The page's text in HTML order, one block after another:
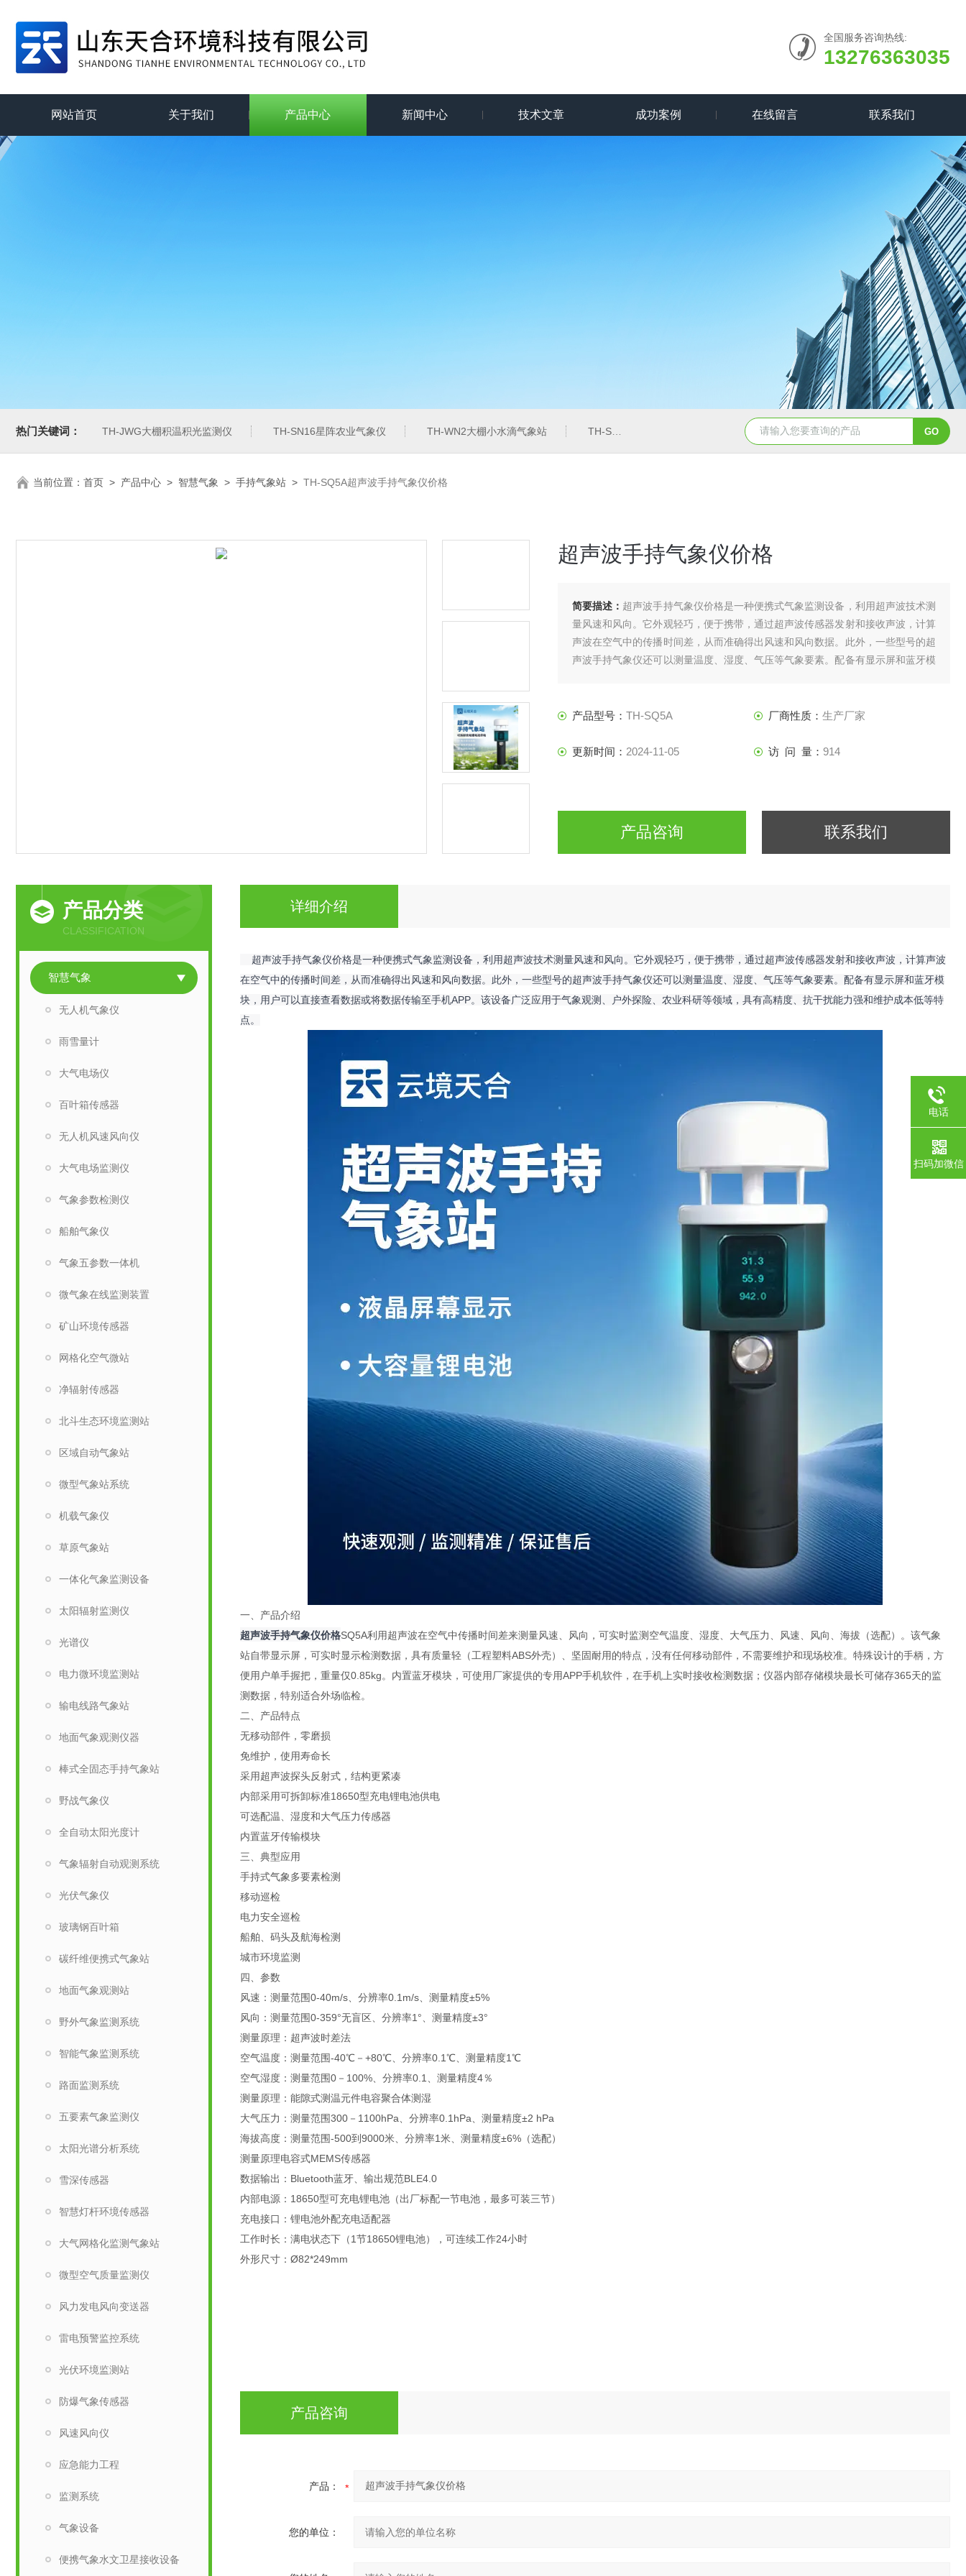
全国服务咨询热线:
13276363035
网站首页 关于我们 产品中心 新闻中心 技术文章 成功案例 在线留言 联系我们
热门关键词： TH-JWG大棚积温积光监测仪 TH-SN16星阵农业气象仪 TH-WN2大棚小水滴气象站 TH-SZZL水质总磷监测仪 TH-LD1雷电预警监测站 TH-GS6管式土
当前位置： 首页 > 产品中心 > 智慧气象 > 手持气象站 > TH-SQ5A超声波手持气象仪价格
超声波手持气象仪价格
简要描述： 超声波手持气象仪价格是一种便携式气象监测设备，利用超声波技术测
量风速和风向。它外观轻巧，便于携带，通过超声波传感器发射和接收声波，计算
声波在空气中的传播时间差，从而准确得出风速和风向数据。此外，一些型号的超
声波手持气象仪还可以测量温度、湿度、气压等气象要素。配备有显示屏和蓝牙模
产品型号： TH-SQ5A 厂商性质： 生产厂家
更新时间： 2024-11-05 访 问 量： 914
产品咨询 联系我们
产品分类
CLASSIFICATION
智慧气象
无人机气象仪
雨雪量计
大气电场仪
百叶箱传感器
无人机风速风向仪
大气电场监测仪
气象参数检测仪
船舶气象仪
气象五参数一体机
微气象在线监测装置
矿山环境传感器
网格化空气微站
净辐射传感器
北斗生态环境监测站
区域自动气象站
微型气象站系统
机载气象仪
草原气象站
一体化气象监测设备
太阳辐射监测仪
光谱仪
电力微环境监测站
输电线路气象站
地面气象观测仪器
棒式全固态手持气象站
野战气象仪
全自动太阳光度计
气象辐射自动观测系统
光伏气象仪
玻璃钢百叶箱
碳纤维便携式气象站
​地面气象观测站
野外气象监测系统
智能气象监测系统
路面监测系统
五要素气象监测仪
太阳光谱分析系统
雪深传感器
智慧灯杆环境传感器
大气网格化监测气象站
微型空气质量监测仪
风力发电风向变送器
雷电预警监控系统
光伏环境监测站
防爆气象传感器
风速风向仪
应急能力工程
监测系统
气象设备
便携气象水文卫星接收设备
详细介绍
超声波手持气象仪价格是一种便携式气象监测设备，利用超声波技术测量风速和风向。它外观轻巧，便于携带，通过超声波传感器发射和接收声波，计算声波
在空气中的传播时间差，从而准确得出风速和风向数据。此外，一些型号的超声波手持气象仪还可以测量温度、湿度、气压等气象要素。配备有显示屏和蓝牙模
块，用户可以直接查看数据或将数据传输至手机APP。该设备广泛应用于气象观测、户外探险、农业科研等领域，具有高精度、抗干扰能力强和维护成本低等特
点。
一、产品介绍
超声波手持气象仪价格SQ5A利用超声波在空气中传播时间差来测量风速、风向，可实时监测空气温度、湿度、大气压力、风速、风向、海拔（选配）。该气象
站自带显示屏，可实时显示检测数据，具有质量轻（工程塑料ABS外壳）、坚固耐用的特点，没有任何移动部件，不需要维护和现场校准。特殊设计的手柄，方
便用户单手握把，重量仅0.85kg。内置蓝牙模块，可使用厂家提供的专用APP手机软件，在手机上实时接收检测数据；仪器内部存储模块最长可储存365天的监
测数据，特别适合外场临检。
二、产品特点
无移动部件，零磨损
免维护，使用寿命长
采用超声波探头反射式，结构更紧凑
内部采用可拆卸标准18650型充电锂电池供电
可选配温、湿度和大气压力传感器
内置蓝牙传输模块
三、典型应用
手持式气象多要素检测
移动巡检
电力安全巡检
船舶、码头及航海检测
城市环境监测
四、参数
风速：测量范围0-40m/s、分辨率0.1m/s、测量精度±5%
风向：测量范围0-359°无盲区、分辨率1°、测量精度±3°
测量原理：超声波时差法
空气温度：测量范围-40℃－+80℃、分辨率0.1℃、测量精度1℃
空气湿度：测量范围0－100%、分辨率0.1、测量精度4％
测量原理：能隙式测温元件电容聚合体测湿
大气压力：测量范围300－1100hPa、分辨率0.1hPa、测量精度±2 hPa
海拔高度：测量范围-500到9000米、分辨率1米、测量精度±6%（选配）
测量原理电容式MEMS传感器
数据输出：Bluetooth蓝牙、输出规范BLE4.0
内部电源：18650型可充电锂电池（出厂标配一节电池，最多可装三节）
充电接口：锂电池外配充电适配器
工作时长：满电状态下（1节18650锂电池），可连续工作24小时
外形尺寸：Ø82*249mm
产品咨询
产品：
您的单位：
电话
扫码加微信